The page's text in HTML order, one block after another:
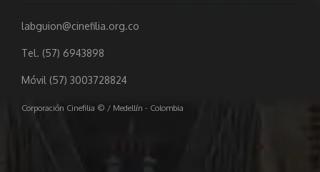
labguion@cinefilia.org.co
Tel. (57) 6943898
Móvil (57) 3003728824
Corporación Cinefilia © / Medellín - Colombia